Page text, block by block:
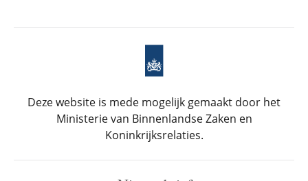
Deze website is mede mogelijk gemaakt door het
Ministerie van Binnenlandse Zaken en
Koninkrijksrelaties.